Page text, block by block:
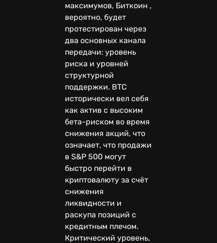
максимумов, Биткоин ,
вероятно, будет
протестирован через
два основных канала
передачи: уровень
риска и уровней
структурной
поддержки. BTC
исторически вел себя
как актив с высоким
бета-риском во время
снижения акций, что
означает, что продажи
в S&P 500 могут
быстро перейти в
криптовалюту за счёт
снижения
ликвидности и
раскупа позиций с
кредитным плечом.
Критический уровень,